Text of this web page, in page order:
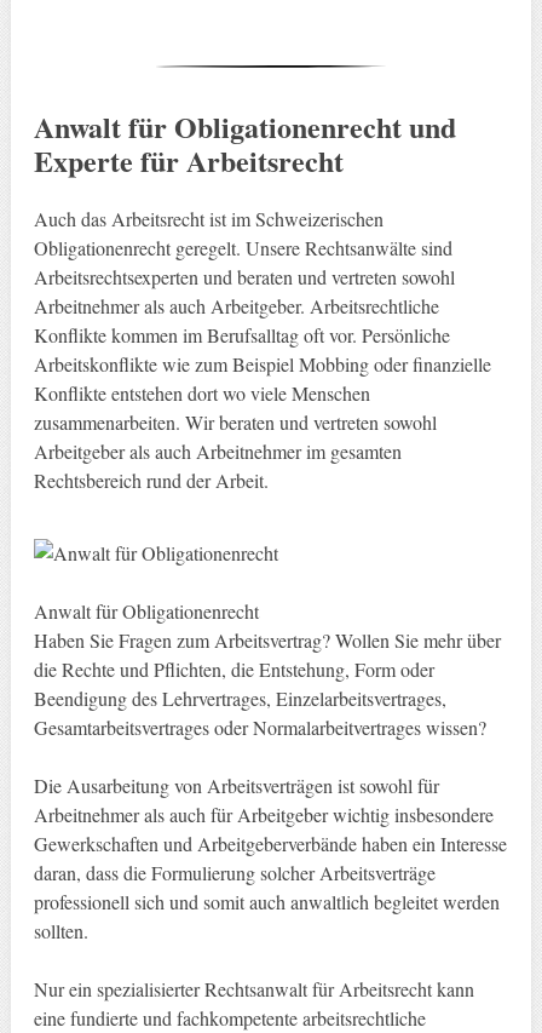
Anwalt für Obligationenrecht und
Experte für Arbeitsrecht
Auch das Arbeitsrecht ist im Schweizerischen
Obligationenrecht geregelt. Unsere Rechtsanwälte sind
Arbeitsrechtsexperten und beraten und vertreten sowohl
Arbeitnehmer als auch Arbeitgeber. Arbeitsrechtliche
Konflikte kommen im Berufsalltag oft vor. Persönliche
Arbeitskonflikte wie zum Beispiel Mobbing oder finanzielle
Konflikte entstehen dort wo viele Menschen
zusammenarbeiten. Wir beraten und vertreten sowohl
Arbeitgeber als auch Arbeitnehmer im gesamten
Rechtsbereich rund der Arbeit.
Anwalt für Obligationenrecht
Haben Sie Fragen zum Arbeitsvertrag? Wollen Sie mehr über
die Rechte und Pflichten, die Entstehung, Form oder
Beendigung des Lehrvertrages, Einzelarbeitsvertrages,
Gesamtarbeitsvertrages oder Normalarbeitvertrages wissen?
Die Ausarbeitung von Arbeitsverträgen ist sowohl für
Arbeitnehmer als auch für Arbeitgeber wichtig insbesondere
Gewerkschaften und Arbeitgeberverbände haben ein Interesse
daran, dass die Formulierung solcher Arbeitsverträge
professionell sich und somit auch anwaltlich begleitet werden
sollten.
Nur ein spezialisierter Rechtsanwalt für Arbeitsrecht kann
eine fundierte und fachkompetente arbeitsrechtliche